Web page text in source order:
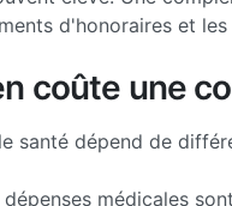
d'honoraires et les
coûte une
santé dépend de
médicales